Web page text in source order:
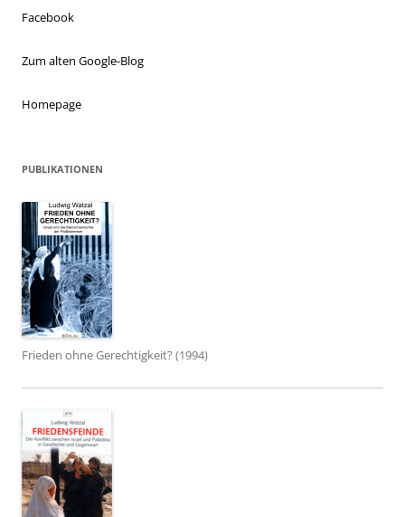
Facebook
Zum alten Google-Blog
Homepage
PUBLIKATIONEN
Frieden ohne Gerechtigkeit? (1994)